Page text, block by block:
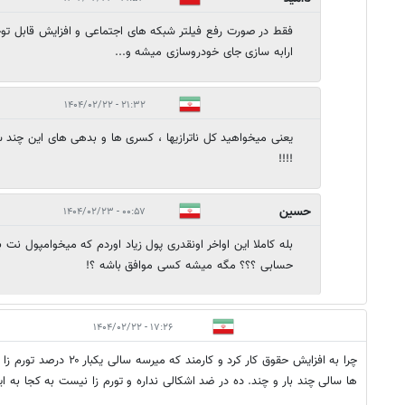
فقط در صورت رفع فیلتر شبکه های اجتماعی و افزایش قابل
ارابه سازی جای خودروسازی میشه و...
۲۱:۳۲ - ۱۴۰۴/۰۲/۲۲
یعنی میخواهید کل ناترازیها ، کسری ها و بدهی های این چند
!!!!
حسین ۰۰:۵۷ - ۱۴۰۴/۰۲/۲۳
بله کاملا این اواخر اونقدری پول زیاد اوردم که میخوامپول
حسابی ؟؟؟ مگه میشه کسی موافق باشه ؟!
۱۷:۲۶ - ۱۴۰۴/۰۲/۲۲
چرا به افزایش حقوق کار
ها سالی چند بار و چند. ده در ضد اشکالی نداره و تورم زا نیست به کجا به